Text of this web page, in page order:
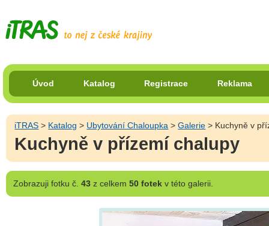
Úvod Katalog Registrace Reklama
iTRAS > Katalog > Ubytování Chaloupka >Galerie > Kuchyně v
Kuchyně v přízemí chalupy
Zobrazujifotku č. 43z celkem 50 fotekv této galerii.